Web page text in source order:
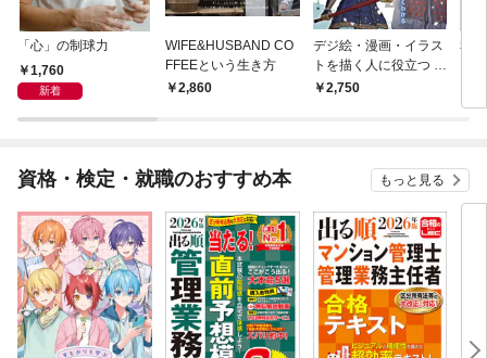
「心」の制球力
1,760
新着
WIFE&HUSBAND CO
FFEEという生き方
2,860
デジ絵・漫画・イラス
トを描く人に役立つ 戦
国武器甲冑事典
2,750
私
資格・検定・就職のおすすめ本 もっと見る